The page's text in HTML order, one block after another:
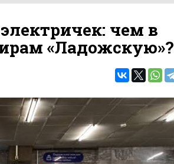
чем в
«Ладожскую»?